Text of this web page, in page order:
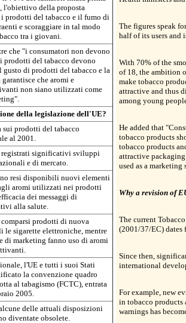
l'obiettivo della proposta
i prodotti del tabacco e il fumo di
e scoraggiare in tal modo
tra i giovani.
che "i consumatori non devono
prodotti del tabacco devono
gusto di prodotti del tabacco e la
garantisce che aromi e
non siano utilizzati come
della legislazione dell'UE?
prodotti del tabacco
al 2001.
registrati significativi sviluppi
e di mercato.
resi disponibili nuovi elementi
aromi utilizzati nei prodotti
dei messaggi di
alla salute.
comparsi prodotti di nuova
le sigarette elettroniche, mentre
di marketing fanno uso di aromi
l'UE e tutti i suoi Stati
la convenzione quadro
al tabagismo (FCTC), entrata
2005.
delle attuali disposizioni
diventate obsolete.
The figures speak
half of its users
With 70% of the
of 18, the ambition
make tobacco
attractive and thus
among young
He added that
tobacco products
tobacco products
attractive
used as a marketing
Why a revision of
The current
(2001/37/EC) dates
Since then,
international
For example, new
in tobacco products
warnings has